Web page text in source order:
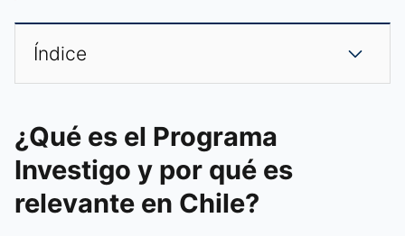
Índice
¿Qué es el Programa
Investigo y por qué es
relevante en Chile?